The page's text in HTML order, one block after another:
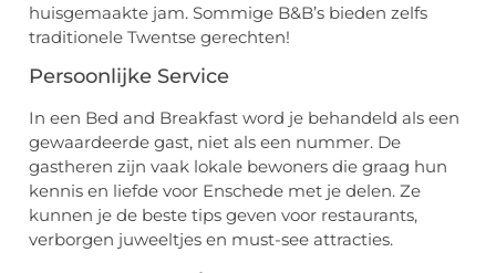
huisgemaakte jam. Sommige B&B’s bieden zelfs
traditionele Twentse gerechten!
Persoonlijke Service
In een Bed and Breakfast word je behandeld als een
gewaardeerde gast, niet als een nummer. De
gastheren zijn vaak lokale bewoners die graag hun
kennis en liefde voor Enschede met je delen. Ze
kunnen je de beste tips geven voor restaurants,
verborgen juweeltjes en must-see attracties.